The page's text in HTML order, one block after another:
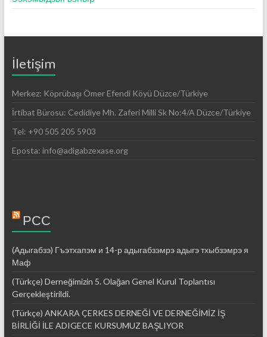
İletişim
Merkez: Köprübaşı Ömer Efendi Köyü Düzce/Türkiye
İrtibat Bürosu: Cedidiye Mh. Zaferi Milli Sk No:4/A Düzce/Türkiye
Tel: +90 505 205 5903
Eposta: info@adigabzexase.org
РСС
(Адыгабзэ) Гъэтхапэм и 14-р адыгабзэмрэ адыгэ тхыбзэмрэ я
Маф
(Türkçe) Derneğimizin 5. Olağan Genel Kurul Toplantısı
Gerçekleştirildi.
(Türkçe) ANKARA ÇERKES DERNEĞİ VE DERNEĞİMİZ İŞ
BİRLİĞİ İLE ADIGECE KURSUMUZ BAŞLIYOR